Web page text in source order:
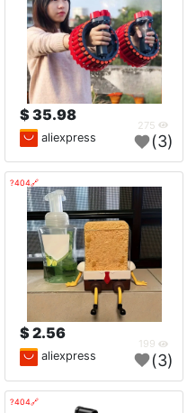
35.98 $
aliexpress (3)
🔗404?
2.56 $
aliexpress (3)
🔗404?